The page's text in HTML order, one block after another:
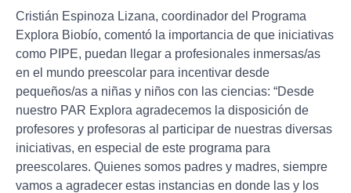
Cristián Espinoza Lizana, coordinador del Programa
Explora Biobío, comentó la importancia de que iniciativas
como PIPE, puedan llegar a profesionales inmersas/as
en el mundo preescolar para incentivar desde
pequeños/as a niñas y niños con las ciencias: “Desde
nuestro PAR Explora agradecemos la disposición de
profesores y profesoras al participar de nuestras diversas
iniciativas, en especial de este programa para
preescolares. Quienes somos padres y madres, siempre
vamos a agradecer estas instancias en donde las y los